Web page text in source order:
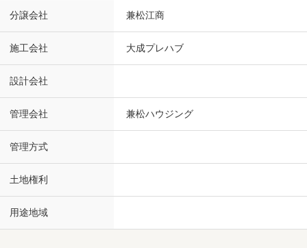
分譲会社 兼松江商
施工会社 大成プレハブ
設計会社
管理会社 兼松ハウジング
管理方式
土地権利
用途地域